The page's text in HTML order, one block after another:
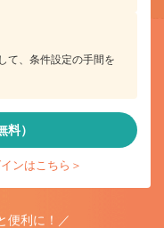
て、条件設定の手間を
料）
ンはこちら＞
便利に！／